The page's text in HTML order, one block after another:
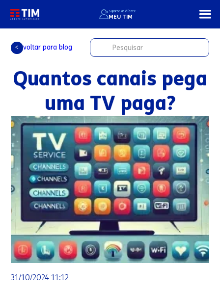
Suporte ao cliente
MEU TIM
< voltar para blog
Quantos canais pega
uma TV paga?
31/10/2024 11:12